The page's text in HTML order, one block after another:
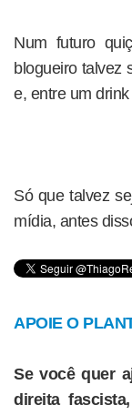
Num futuro
blogueiro talvez
e, entre um
Só que talvez
mídia, antes
APOIE O
Se você quer
direita